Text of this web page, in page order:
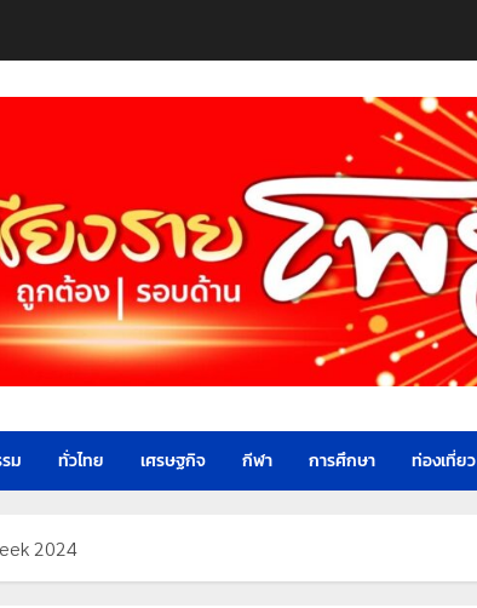
ม ทั่วไทย เศรษฐกิจ กีฬา การศึกษา ท่องเที่ยว
2024